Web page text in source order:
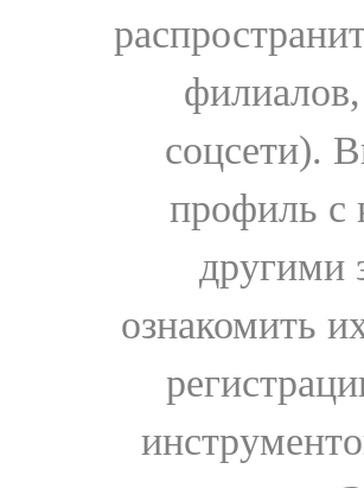
соцсети).
профиль с
другими
ознакомить